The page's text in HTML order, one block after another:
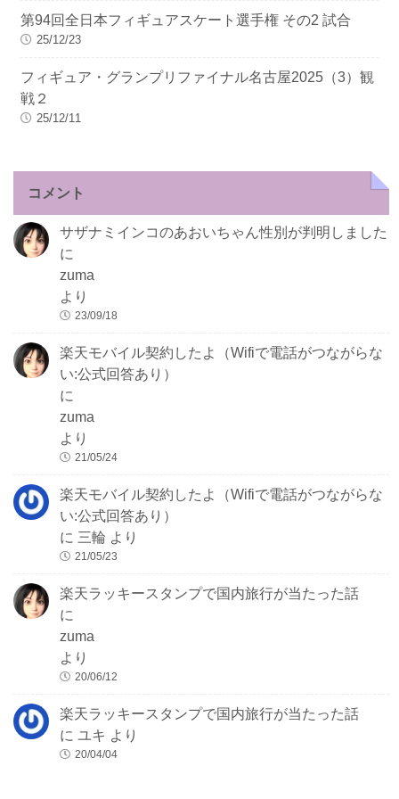
第94回全日本フィギュアスケート選手権 その2 試合
25/12/23
フィギュア・グランプリファイナル名古屋2025（3）観
戦２
25/12/11
コメント
サザナミインコのあおいちゃん性別が判明しました
に
zuma
より
23/09/18
楽天モバイル契約したよ（Wifiで電話がつながらな
い:公式回答あり）
に
zuma
より
21/05/24
楽天モバイル契約したよ（Wifiで電話がつながらな
い:公式回答あり）
に三輪 より
21/05/23
楽天ラッキースタンプで国内旅行が当たった話
に
zuma
より
20/06/12
楽天ラッキースタンプで国内旅行が当たった話
にユキ より
20/04/04